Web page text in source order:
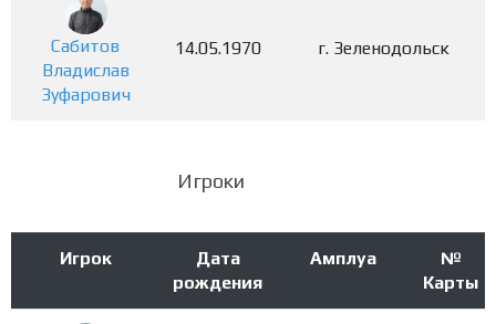
Сабитов
Владислав
Зуфарович
14.05.1970 г. Зеленодольск
Игроки
Игрок
Дата
рождения
Амплуа
№
Карты